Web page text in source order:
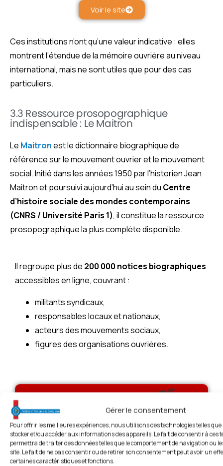
Gérer le consentement
Pour offrir les meilleures expériences, nous utilisons des technologies telles que
stocker et/ou accéder aux informations des appareils. Le fait de consentir à ces
permettra de traiter des données telles que le comportement de navigation ou
site. Le fait de ne pas consentir ou de retirer son consentement peut avoir un
certaines caractéristiques et fonctions.
Voir le site
Ces institutions n’ont qu’une valeur indicative : elles
montrent l’étendue de la mémoire ouvrière au niveau
international, mais ne sont utiles que pour des cas
particuliers.
3.3 Ressource prosopographique
indispensable : Le Maitron
Le Maitronest le dictionnaire biographique de
référence sur le mouvement ouvrier et le mouvement
social. Initié dans les années 1950 par l’historien Jean
Maitron et poursuivi aujourd’hui au sein du Centre
d’histoire sociale des mondes contemporains
(CNRS / Université Paris 1), il constitue la ressource
prosopographique la plus complète disponible.
Il regroupe plus de 200 000 notices biographiques
accessibles en ligne, couvrant :
militants syndicaux,
responsables locaux et nationaux,
acteurs des mouvements sociaux,
figures des organisations ouvrières.